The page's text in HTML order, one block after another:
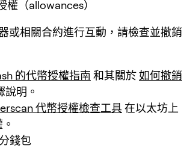
權（allowances）
或相關合約進行互動，請檢查並撤銷
的代幣授權指南 和其關於如何撤銷
說明。
代幣授權檢查工具在以太坊上
錢包